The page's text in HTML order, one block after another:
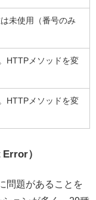
未使用（番号のみ
HTTPメソッドを変
HTTPメソッドを変
）
問題があることを